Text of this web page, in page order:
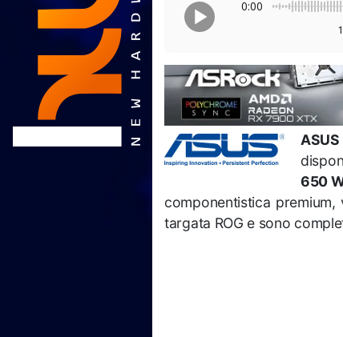
0:00
650
componentistica
targata ROG e sono